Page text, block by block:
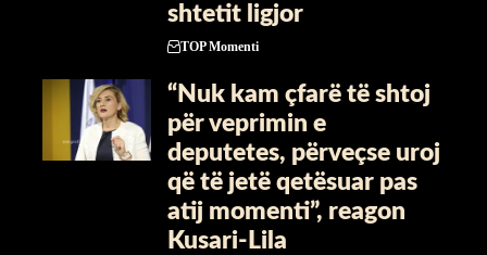
shtetit ligjor
TOP Momenti
“Nuk kam çfarë të shtoj
për veprimin e
deputetes, përveçse uroj
që të jetë qetësuar pas
atij momenti”, reagon
Kusari-Lila